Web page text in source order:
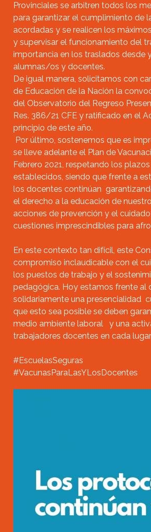
Provinciales se arbitren todos los
para garantizar el cumplimiento de
acordadas y se realicen los
y supervisar el funcionamiento del
importancia en los traslados desde
alumnas/os y docentes.
De igual manera, solicitamos con
de Educación de la Nación la
del Observatorio del Regreso
Res. 386/21 CFE y ratificado en el
principio de este año.
Por último, sostenemos que es
se lleve adelante el Plan de
Febrero 2021, respetando los
establecidos, siendo que frente a
los docentes continúan
el derecho a la educación de
acciones de prevención y el
cuestiones imprescindibles para
En este contexto tan difícil, este
compromiso inclaudicable con el
los puestos de trabajo y el
pedagógica. Hoy estamos frente al
solidariamente una presencialidad
que esto sea posible se deben
medio ambiente laboral y una
trabajadores docentes en cada
#EscuelasSeguras
#VacunasParaLasYLosDocentes